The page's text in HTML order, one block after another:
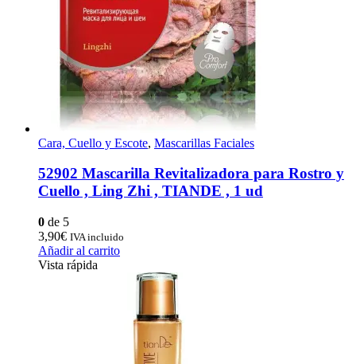
Cara, Cuello y Escote, Mascarillas Faciales
52902 Mascarilla Revitalizadora para Rostro y
Cuello , Ling Zhi , TIANDE , 1 ud
0 de 5
3,90€ IVA incluido
Añadir al carrito
Vista rápida